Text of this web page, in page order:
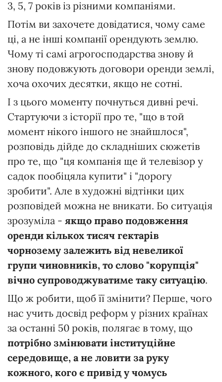
3, 5, 7 років із різними компаніями.
Потім ви захочете довідатися, чому саме
ці, а не інші компанії орендують землю.
Чому ті самі агрогосподарства знову й
знову подовжують договори оренди землі,
хоча охочих десятки, якщо не сотні.
І з цього моменту почнуться дивні речі.
Стартуючи з історії про те, "що в той
момент нікого іншого не знайшлося",
розповідь дійде до складніших сюжетів
про те, що "ця компанія ще й телевізор у
садок пообіцяла купити" і "дорогу
зробити". Але в художні відтінки цих
розповідей можна не вникати. Бо ситуація
зрозуміла - якщо право подовження
оренди кількох тисяч гектарів
чорнозему залежить від невеликої
групи чиновників, то слово "корупція"
вічно супроводжуватиме таку ситуацію.
Що ж робити, щоб її змінити? Перше, чого
нас учить досвід реформ у різних країнах
за останні 50 років, полягає в тому, що
потрібно змінювати інституційне
середовище, а не ловити за руку
кожного, кого є привід у чомусь